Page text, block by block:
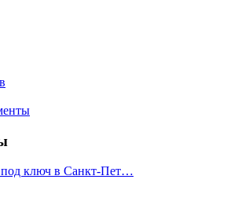
под ключ в Санкт-Пет…